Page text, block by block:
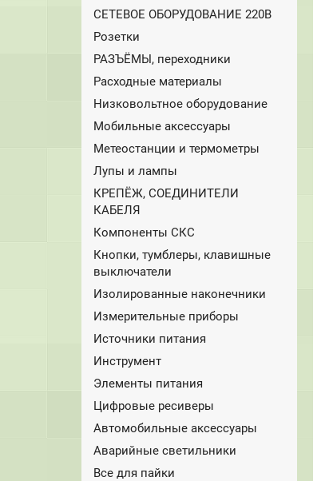
СЕТЕВОЕ ОБОРУДОВАНИЕ 220В
Розетки
РАЗЪЁМЫ, переходники
Расходные материалы
Низковольтное оборудование
Мобильные аксессуары
Метеостанции и термометры
Лупы и лампы
КРЕПЁЖ, СОЕДИНИТЕЛИ
КАБЕЛЯ
Компоненты СКС
Кнопки, тумблеры, клавишные
выключатели
Изолированные наконечники
Измерительные приборы
Источники питания
Инструмент
Элементы питания
Цифровые ресиверы
Автомобильные аксессуары
Аварийные светильники
Все для пайки